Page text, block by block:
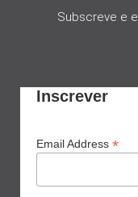
Subscreve e e
Inscrever
Email Address *